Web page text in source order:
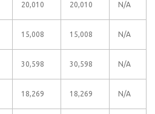
20,010 20,010 N/A
15,008 15,008 N/A
30,598 30,598 N/A
18,269 18,269 N/A